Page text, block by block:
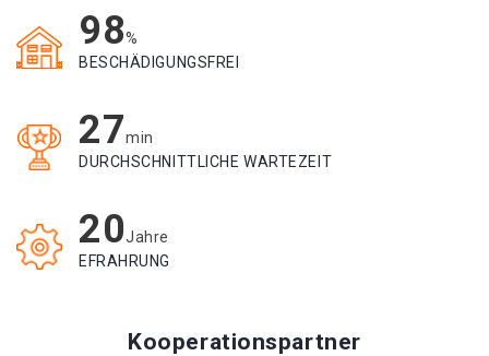
98%
BESCHÄDIGUNGSFREI
27min
DURCHSCHNITTLICHE WARTEZEIT
20Jahre
EFRAHRUNG
Kooperationspartner